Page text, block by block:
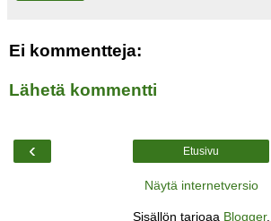
Ei kommentteja:
Lähetä kommentti
‹ Etusivu
Näytä internetversio
Sisällön tarjoaa Blogger.